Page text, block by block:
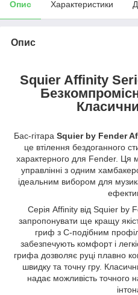
Опис Характеристики
Опис
Squier Affinity
Бас-гітара Squier by Fender
це втілення бездоганного
характерного для Fender. Ця
управлінні з одним
ідеальним вибором для
Серія Affinity від Squier by
запропонувати ще кращу
гриф з С-подібним
забезпечують комфорт і
грифа дозволяє руці плавно
швидку та точну гру.
надає можливість точного